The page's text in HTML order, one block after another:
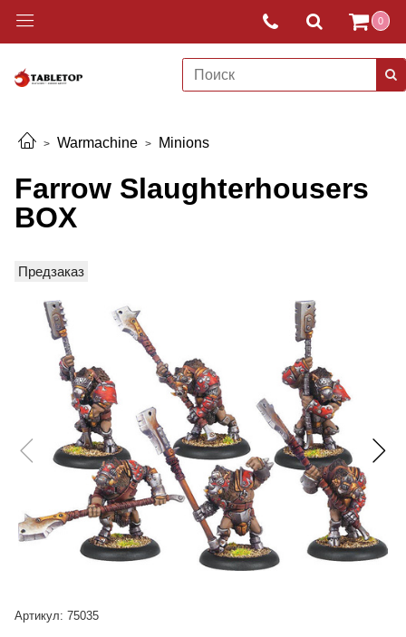
0
Warmachine Minions
Farrow Slaughterhousers
BOX
Предзаказ
Артикул: 75035